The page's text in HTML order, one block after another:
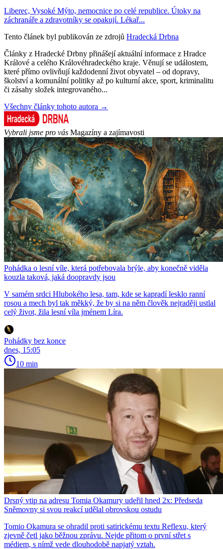
Liberec, Vysoké Mýto, nemocnice po celé republice. Útoky na
záchranáře a zdravotníky se opakují. Lékař...
Tento článek byl publikován ze zdrojů Hradecká Drbna
Články z Hradecké Drbny přinášejí aktuální informace z Hradce
Králové a celého Královéhradeckého kraje. Věnují se událostem,
které přímo ovlivňují každodenní život obyvatel – od dopravy,
školství a komunální politiky až po kulturní akce, sport, kriminalitu
či zásahy složek integrovaného...
Všechny články tohoto autora →
Vybrali jsme pro vás Magazíny a zajímavosti
Pohádka o lesní víle, která potřebovala brýle, aby konečně viděla
kouzla taková, jaká doopravdy jsou
V samém srdci Hlubokého lesa, tam, kde se kapradí lesklo ranní
rosou a mech byl tak měkký, že by si na něm člověk nejraději ustlal
celý život, žila lesní víla jménem Líra.
Pohádky bez konce
dnes, 15:05
10 min
Drsný vtip na adresu Tomia Okamury udeřil hned 2x: Předseda
Sněmovny si svou reakcí udělal obrovskou ostudu
Tomio Okamura se ohradil proti satirickému textu Reflexu, který
zjevně četl jako běžnou zprávu. Nejde přitom o první střet s
médiem, s nímž vede dlouhodobě napjatý vztah.